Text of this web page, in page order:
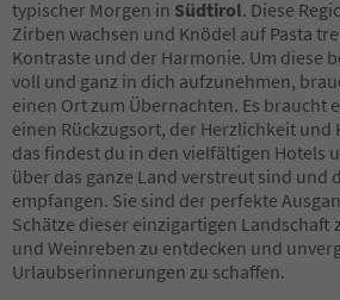
17
18
19
20
21
22
23
24
25
26
27
28
typischer Morgen in Südtirol. Diese
Zirben wachsen und Knödel auf Pasta
Kontraste und der Harmonie. Um diese
voll und ganz in dich aufzunehmen,
einen Ort zum Übernachten. Es braucht
einen Rückzugsort, der Herzlichkeit und
das findest du in den vielfältigen Hotels
über das ganze Land verstreut sind und
empfangen. Sie sind der perfekte
Schätze dieser einzigartigen Landschaft
und Weinreben zu entdecken und
Urlaubserinnerungen zu schaffen.